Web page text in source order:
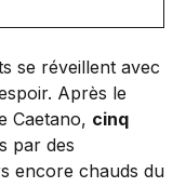
se réveillent avec
Après le
Caetano, cinq
par des
encore chauds du